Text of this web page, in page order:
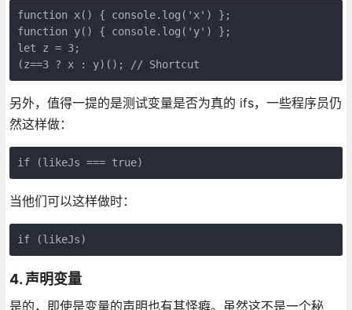
function x() { console.log('x') };
function y() { console.log('y') };
let z = 3;
(z==3 ? x : y)(); // Shortcut
另外，值得一提的是测试变量是否为真的 ifs，一些程序员仍
然这样做：
if (likeJs === true)
当他们可以这样做时：
if (likeJs)
4. 声明变量
是的，即使是变量的声明也有其怪癖。虽然这不是一个秘